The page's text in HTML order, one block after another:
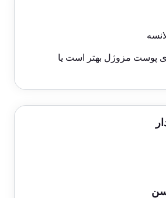
پوست مزوژل بهتر است یا